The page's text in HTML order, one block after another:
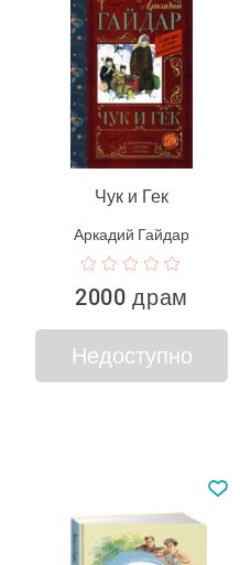
Чук и Гек
Аркадий Гайдар
2000 драм
Недоступно